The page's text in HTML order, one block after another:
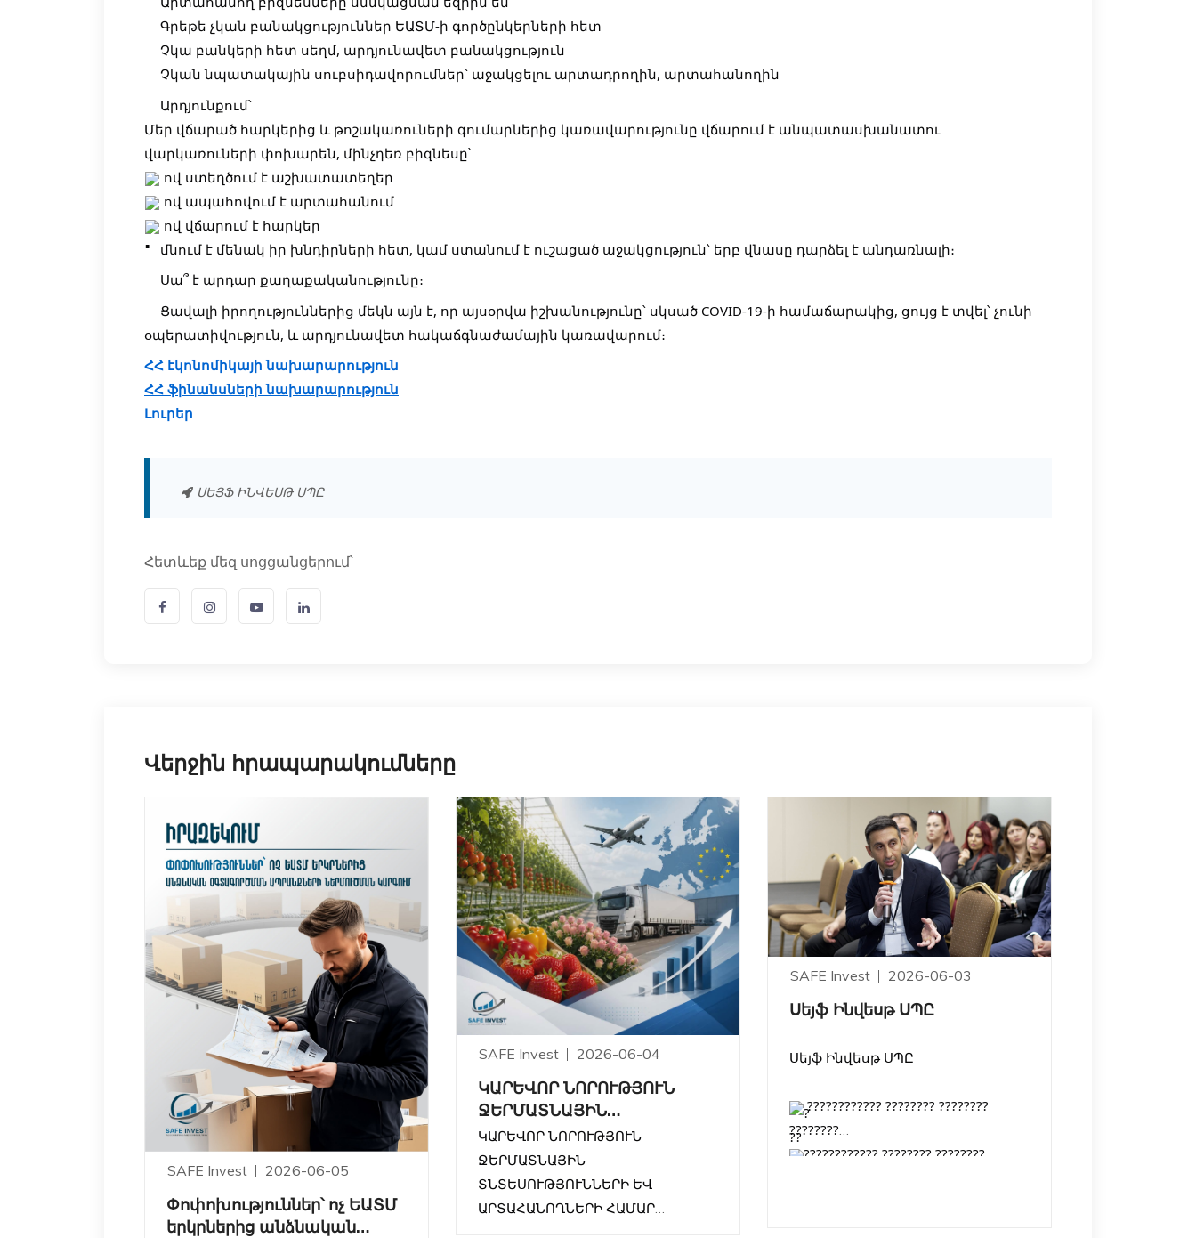
Գրեթե չկան բանակցություններ ԵԱՏՄ-ի գործընկերների հետ
Չկա բանկերի հետ սեղմ, արդյունավետ բանակցություն
Չկան նպատակային սուբսիդավորումներ՝ աջակցելու արտադրողին, արտահանողին
Արդյունքում՝
Մեր վճարած հարկերից և թոշակառուների գումարներից կառավարությունը վճարում է անպատասխանատու
վարկառուների փոխարեն, մինչդեռ բիզնեսը՝
ով ստեղծում է աշխատատեղեր
ով ապահովում է արտահանում
ով վճարում է հարկեր
մնում է մենակ իր խնդիրների հետ, կամ ստանում է ուշացած աջակցություն՝ երբ վնասը դարձել է անդառնալի։
Սա՞ է արդար քաղաքականությունը։
Ցավալի իրողություններից մեկն այն է, որ այսօրվա իշխանությունը՝ սկսած COVID-19-ի համաճարակից, ցույց է տվել՝ չունի
օպերատիվություն, և արդյունավետ հակաճգնաժամային կառավարում։
ՀՀ էկոնոմիկայի նախարարություն
ՀՀ ֆինանսների նախարարություն
Լուրեր
ՍԵՅՖ ԻՆՎԵՍԹ ՍՊԸ
Հետևեք մեզ սոցցանցերում՝
Վերջին հրապարակումները
SAFE Invest 2026-06-05
Փոփոխություններ՝ ոչ ԵԱՏՄ
երկրներից անձնական
SAFE Invest 2026-06-04
ԿԱՐԵՎՈՐ ՆՈՐՈՒԹՅՈՒՆ
ՋԵՐՄԱՏՆԱՅԻՆ
ՏՆՏԵՍՈՒԹՅՈՒՆՆԵՐԻ ԵՎ
ԱՐՏԱՀԱՆՈՂՆԵՐԻ ՀԱՄԱՐ
ԿԱՐԵՎՈՐ ՆՈՐՈՒԹՅՈՒՆ
ՋԵՐՄԱՏՆԱՅԻՆ
ՏՆՏԵՍՈՒԹՅՈՒՆՆԵՐԻ ԵՎ
ԱՐՏԱՀԱՆՈՂՆԵՐԻ ՀԱՄԱՐ
SAFE Invest 2026-06-03
Սեյֆ Ինվեսթ ՍՊԸ
Սեյֆ Ինվեսթ ՍՊԸ
???????????? ???????? ????????
????????
???????????? ???????? ????????